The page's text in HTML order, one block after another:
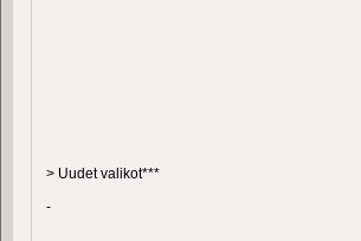
> Uudet valikot***
-